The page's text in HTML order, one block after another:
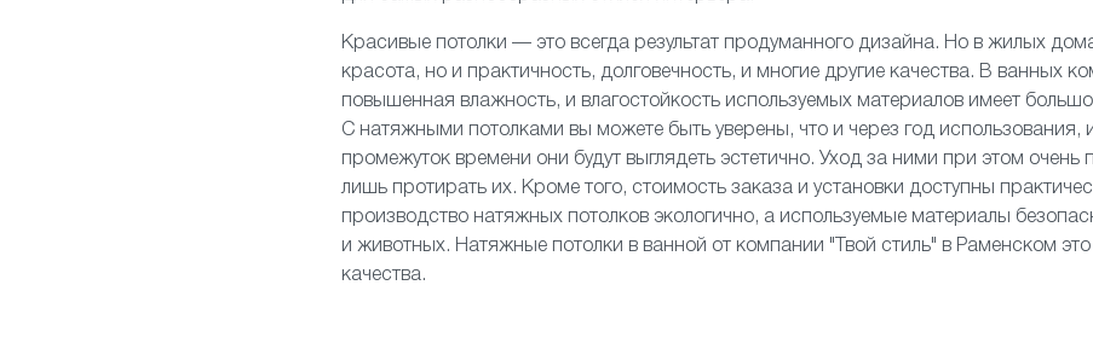
Красивые потолки — это всегда результат продуманного дизайна. Но в жилых
красота, но и практичность, долговечность, и многие другие качества. В ванных
повышенная влажность, и влагостойкость используемых материалов имеет
С натяжными потолками вы можете быть уверены, что и через год использования,
промежуток времени они будут выглядеть эстетично. Уход за ними при этом очень
лишь протирать их. Кроме того, стоимость заказа и установки доступны
производство натяжных потолков экологично, а используемые материалы
и животных. Натяжные потолки в ванной от компании "Твой стиль" в Раменском
качества.